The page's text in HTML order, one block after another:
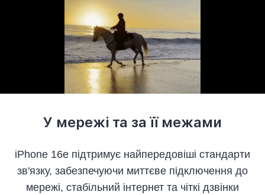
У мережі та за її межами
iPhone 16e підтримує найпередовіші стандарти
зв'язку, забезпечуючи миттєве підключення до
мережі, стабільний інтернет та чіткі дзвінки